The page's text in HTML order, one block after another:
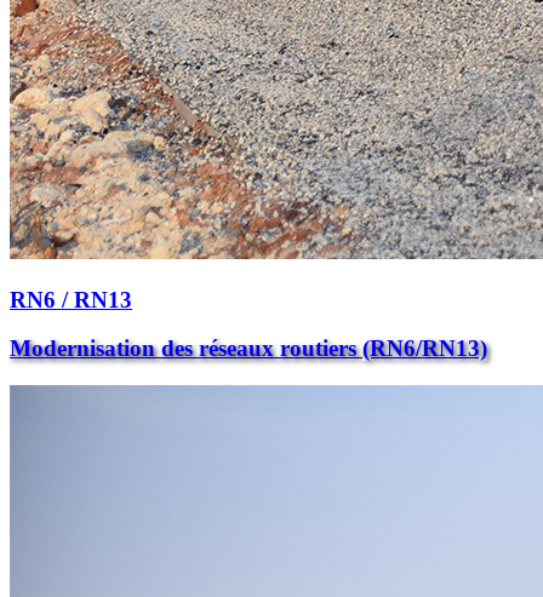
RN6 / RN13
Modernisation des réseaux routiers (RN6/RN13)